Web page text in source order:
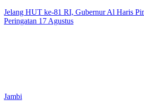
Jelang HUT ke-81 RI, Gubernur Al Haris
Peringatan 17 Agustus
Jambi